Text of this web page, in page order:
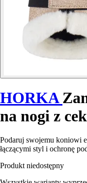
HORKA
na nogi z
Podaruj swojemu koniowi
łączącymi styl i ochronę
Produkt niedostępny